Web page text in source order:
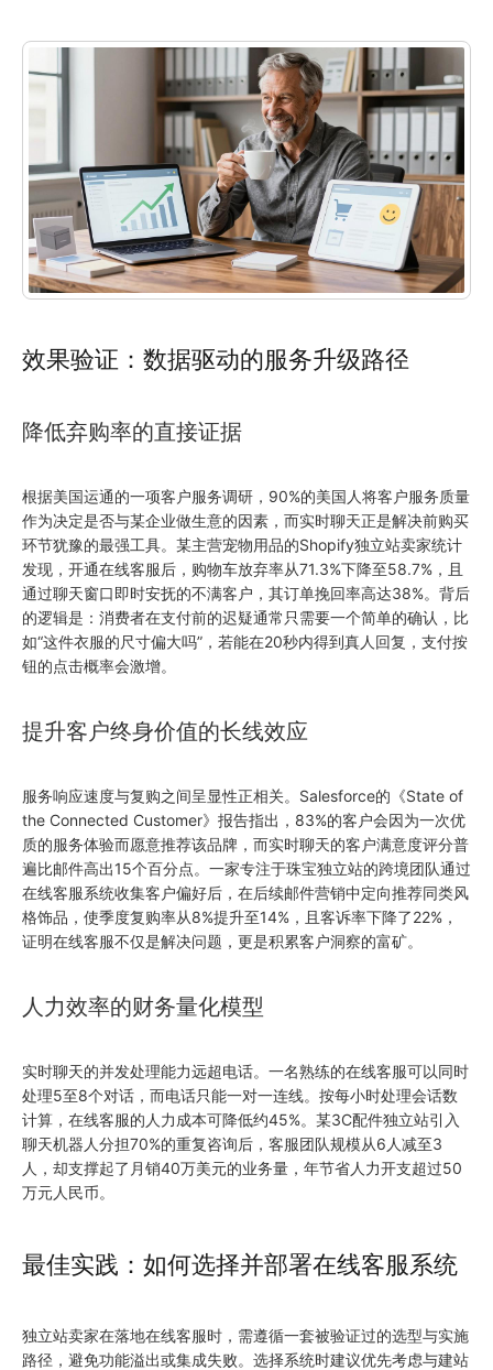
效果验证：数据驱动的服务升级路径
降低弃购率的直接证据
根据美国运通的一项客户服务调研，90%的美国人将客户服务质量
作为决定是否与某企业做生意的因素，而实时聊天正是解决前购买
环节犹豫的最强工具。某主营宠物用品的Shopify独立站卖家统计
发现，开通在线客服后，购物车放弃率从71.3%下降至58.7%，且
通过聊天窗口即时安抚的不满客户，其订单挽回率高达38%。背后
的逻辑是：消费者在支付前的迟疑通常只需要一个简单的确认，比
如“这件衣服的尺寸偏大吗”，若能在20秒内得到真人回复，支付按
钮的点击概率会激增。
提升客户终身价值的长线效应
服务响应速度与复购之间呈显性正相关。Salesforce的《State of
the Connected Customer》报告指出，83%的客户会因为一次优
质的服务体验而愿意推荐该品牌，而实时聊天的客户满意度评分普
遍比邮件高出15个百分点。一家专注于珠宝独立站的跨境团队通过
在线客服系统收集客户偏好后，在后续邮件营销中定向推荐同类风
格饰品，使季度复购率从8%提升至14%，且客诉率下降了22%，
证明在线客服不仅是解决问题，更是积累客户洞察的富矿。
人力效率的财务量化模型
实时聊天的并发处理能力远超电话。一名熟练的在线客服可以同时
处理5至8个对话，而电话只能一对一连线。按每小时处理会话数
计算，在线客服的人力成本可降低约45%。某3C配件独立站引入
聊天机器人分担70%的重复咨询后，客服团队规模从6人减至3
人，却支撑起了月销40万美元的业务量，年节省人力开支超过50
万元人民币。
最佳实践：如何选择并部署在线客服系统
独立站卖家在落地在线客服时，需遵循一套被验证过的选型与实施
路径，避免功能溢出或集成失败。选择系统时建议优先考虑与建站